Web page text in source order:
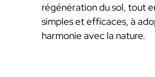
régénération du sol, tout
simples et efficaces, à
harmonie avec la nature.